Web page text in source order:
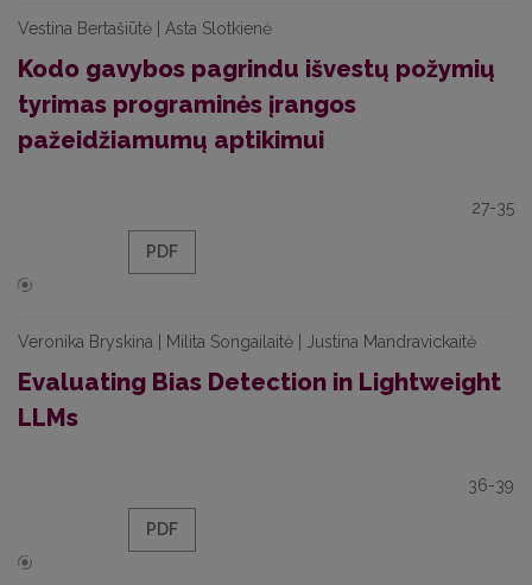
Vestina Bertašiūtė | Asta Slotkienė
Kodo gavybos pagrindu išvestų požymių
tyrimas programinės įrangos
pažeidžiamumų aptikimui
27-35
PDF
Veronika Bryskina | Milita Songailaitė | Justina Mandravickaitė
Evaluating Bias Detection in Lightweight
LLMs
36-39
PDF